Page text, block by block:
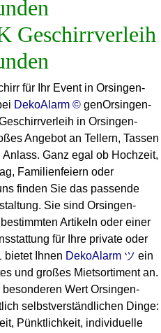
für Ihr Event in Orsingen-
DekoAlarm ©genOrsingen-
in Orsingen-
Angebot an Tellern, Tassen
Ganz egal ob Hochzeit,
Familienfeiern oder
finden Sie das passende
Sie sind Orsingen-
Artikeln oder einer
für Ihre private oder
bietet Ihnen DekoAlarm ツ ein
und großes Mietsortiment an.
Wert Orsingen-
selbstverständlichen Dinge:
Pünktlichkeit, individuelle